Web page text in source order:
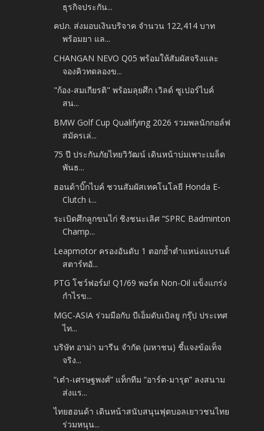
ธุรกิจประกัน...
คปภ. ส่งมอบเงินบริจาค จำนวน 122,414 บาท
พร้อมยา แล...
CHANGAN NEVO Q05 พร้อมให้สัมผัสจริงและ
จองคิวทดลองข...
"ก้อง-สมเกียรติ" พร้อมลุยศึก เวิลด์ ซูเปอร์ไบค์
สน...
BMW Golf Cup Qualifying 2026 รวมพลนักกอล์ฟ
สมัครเล่...
75 ปี ประกันภัยไทยวิวัฒน์ เดินหน้าบ่มเพาะเมล็ด
พันธ...
ฮอนด้าบิ๊กไบค์ ชวนสัมผัสเทคโนโลยี Honda E-
Clutch เ...
ระเบิดศึกลูกขนไก่ ชิงชนะเลิศ “SPRC Badminton
Champ...
Leapmotor ครองอันดับ 1 ตอกย้ำตำแหน่งแบรนด์
สตาร์ทอั...
PTG โชว์ฟอร์ม! Q1/69 พอร์ต Non-Oil แข็งแกร่ง
กำไรข...
MGC-ASIA ร่วมมือกับ บีเอ็มดับเบิลยู กรุ๊ป ประเทศ
ไท...
บริษัท อาม่า มารีน จำกัด (มหาชน) ชี้แจงข้อเท็จ
จริง...
“เต๋า-เศรษฐพงศ์” แท็กทีม “อาร์ต-มารุต” ลงสนาม
ส่งแร...
ไทยฮอนด้า เดินหน้าสนับสนุนฟุตบอลเยาวชนไทย
ร่วมหนุน...